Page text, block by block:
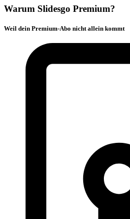
Warum Slidesgo Premium?
Weil dein Premium-Abo nicht allein kommt